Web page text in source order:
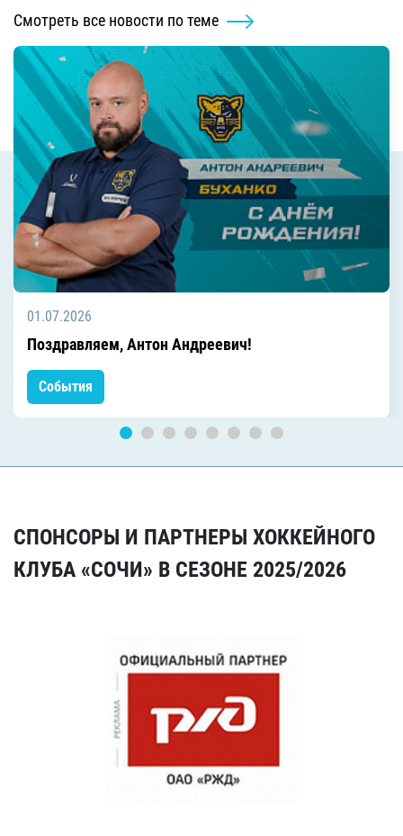
Смотреть все новости по теме
01.07.2026
Поздравляем, Антон Андреевич!
События
СПОНСОРЫ И ПАРТНЕРЫ ХОККЕЙНОГО
КЛУБА «СОЧИ» В СЕЗОНЕ 2025/2026